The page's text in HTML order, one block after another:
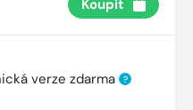
Koupit
verze zdarma ?